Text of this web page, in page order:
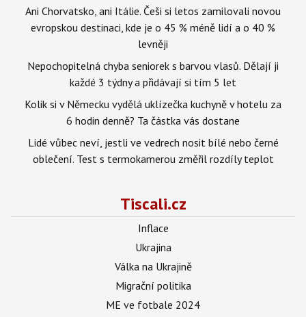
Ani Chorvatsko, ani Itálie. Češi si letos zamilovali novou
evropskou destinaci, kde je o 45 % méně lidí a o 40 %
levněji
Nepochopitelná chyba seniorek s barvou vlasů. Dělají ji
každé 3 týdny a přidávají si tím 5 let
Kolik si v Německu vydělá uklízečka kuchyně v hotelu za
6 hodin denně? Ta částka vás dostane
Lidé vůbec neví, jestli ve vedrech nosit bílé nebo černé
oblečení. Test s termokamerou změřil rozdíly teplot
Tiscali.cz
Inflace
Ukrajina
Válka na Ukrajině
Migrační politika
ME ve fotbale 2024